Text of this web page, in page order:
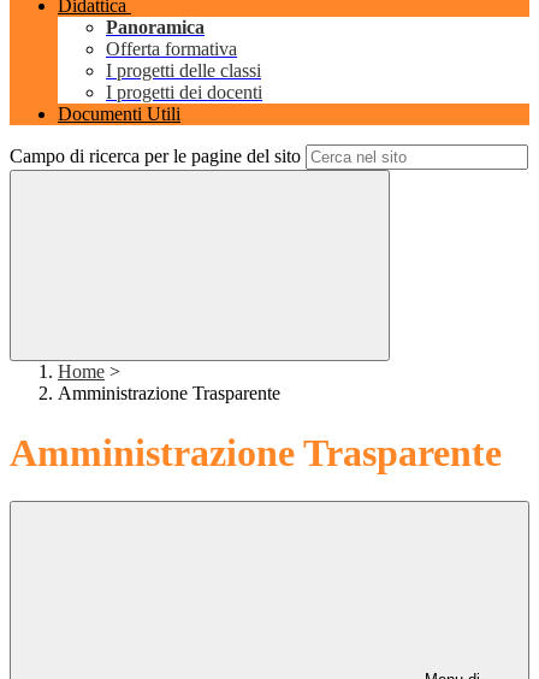
Didattica
Panoramica
Offerta formativa
I progetti delle classi
I progetti dei docenti
Documenti Utili
Campo di ricerca per le pagine del sito
Home >
Amministrazione Trasparente
Amministrazione Trasparente